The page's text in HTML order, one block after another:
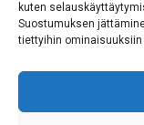
kuten
Suostumuksen
tiettyihin